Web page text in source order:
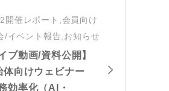
開催レポート,会員向け
/イベント報告,お知らせ
ブ動画/資料公開】
体向けウェビナー
効率化（AI・